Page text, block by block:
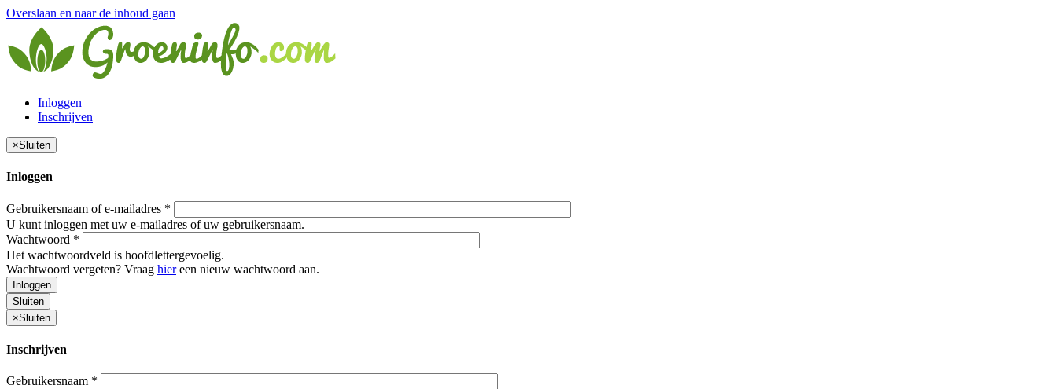
Overslaan en naar de inhoud gaan
Inloggen
Inschrijven
×Sluiten
Inloggen
Gebruikersnaam of e-mailadres *
U kunt inloggen met uw e-mailadres of uw gebruikersnaam.
Wachtwoord *
Het wachtwoordveld is hoofdlettergevoelig.
Wachtwoord vergeten? Vraag hiereen nieuw wachtwoord aan.
Inloggen
Sluiten
×Sluiten
Inschrijven
Gebruikersnaam *